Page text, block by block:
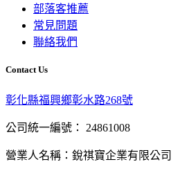
部落客推薦
常見問題
聯絡我們
Contact Us
彰化縣福興鄉彰水路268號
公司統一編號： 24861008
營業人名稱：銳祺寶企業有限公司